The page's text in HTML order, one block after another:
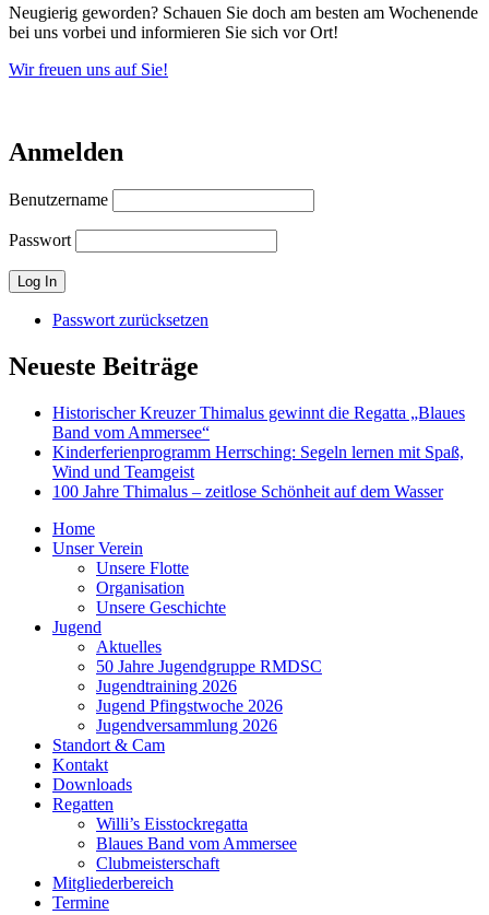
Neugierig geworden? Schauen Sie doch am besten am Wochenende
bei uns vorbei und informieren Sie sich vor Ort!
Wir freuen uns auf Sie!
Anmelden
Benutzername
Passwort
Passwort zurücksetzen
Neueste Beiträge
Historischer Kreuzer Thimalus gewinnt die Regatta „Blaues
Band vom Ammersee“
Kinderferienprogramm Herrsching: Segeln lernen mit Spaß,
Wind und Teamgeist
100 Jahre Thimalus – zeitlose Schönheit auf dem Wasser
Home
Unser Verein
Unsere Flotte
Organisation
Unsere Geschichte
Jugend
Aktuelles
50 Jahre Jugendgruppe RMDSC
Jugendtraining 2026
Jugend Pfingstwoche 2026
Jugendversammlung 2026
Standort & Cam
Kontakt
Downloads
Regatten
Willi’s Eisstockregatta
Blaues Band vom Ammersee
Clubmeisterschaft
Mitgliederbereich
Termine